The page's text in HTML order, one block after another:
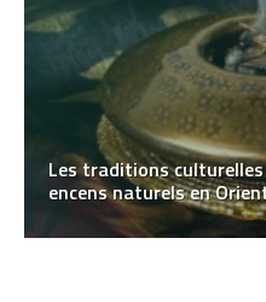
Les traditions
encens naturels en